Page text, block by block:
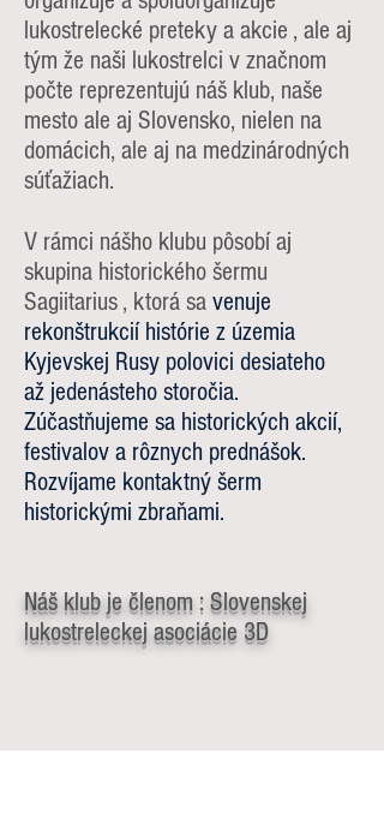
lukostrelecké preteky a akcie , ale aj
tým že naši lukostrelci v značnom
počte reprezentujú náš klub, naše
mesto ale aj Slovensko, nielen na
domácich, ale aj na medzinárodných
súťažiach.
V rámci nášho klubu pôsobí aj
skupina historického šermu
Sagiitarius , ktorá sa venuje
rekonštrukcií histórie z územia
Kyjevskej Rusy polovici desiateho
až jedenásteho storočia.
Zúčastňujeme sa historických akcií,
festivalov a rôznych prednášok.
Rozvíjame kontaktný šerm
historickými zbraňami.
Náš klub je členom : Slovenskej
lukostreleckej asociácie 3D